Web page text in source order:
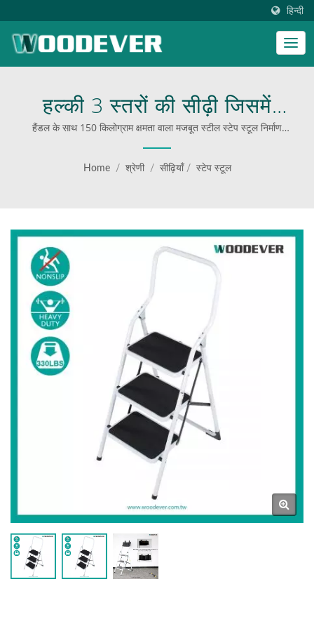
हिन्दी
हल्की 3 स्तरों की सीढ़ी जिसमें
सुरक्षा रेलिंग और मोड़ने योग्य नॉन-
स्लिप मैट है। | WOODEVER:
हैंडल के साथ 150 किलोग्राम क्षमता वाला मजबूत स्टील स्टेप स्टूल निर्माण
कारखाना | औद्योगिक फोल्डिंग कार्ट्स आपूर्तिकर्ता
Home / श्रेणी / सीढ़ियाँ / स्टेप स्टूल